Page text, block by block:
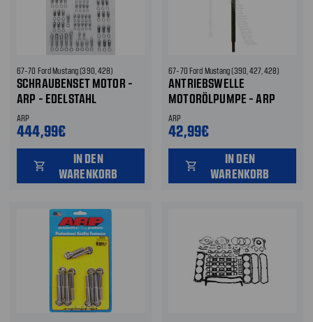
67-70 Ford Mustang (390, 428)
SCHRAUBENSET MOTOR -
ARP - EDELSTAHL
ARP
444,99€
shopping_cart
IN DEN
WARENKORB
67-70 Ford Mustang (390, 427, 428)
ANTRIEBSWELLE
MOTORÖLPUMPE - ARP
ARP
42,99€
shopping_cart
IN DEN
WARENKORB